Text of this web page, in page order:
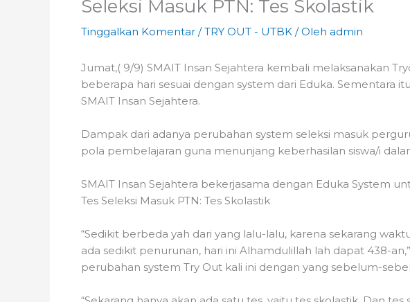
Seleksi Masuk PTN: Tes Skolastik
Tinggalkan Komentar /TRY OUT - UTBK / Oleh admin
Jumat,( 9/9) SMAIT Insan Sejahtera kembali melaksanakan
beberapa hari sesuai dengan system dari Eduka. Sementara
SMAIT Insan Sejahtera.
Dampak dari adanya perubahan system seleksi masuk
pola pembelajaran guna menunjang keberhasilan siswa/i
SMAIT Insan Sejahtera bekerjasama dengan Eduka System
Tes Seleksi Masuk PTN: Tes Skolastik
“Sedikit berbeda yah dari yang lalu-lalu, karena sekarang
ada sedikit penurunan, hari ini Alhamdulillah lah dapat 438-
perubahan system Try Out kali ini dengan yang sebelum-